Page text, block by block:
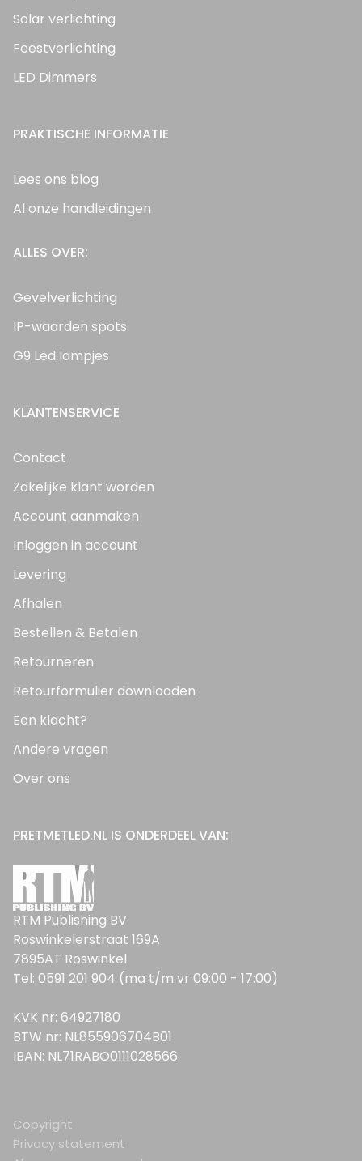
Solar verlichting
Feestverlichting
LED Dimmers
PRAKTISCHE INFORMATIE
Lees ons blog
Al onze handleidingen
ALLES OVER:
Gevelverlichting
IP-waarden spots
G9 Led lampjes
KLANTENSERVICE
Contact
Zakelijke klant worden
Account aanmaken
Inloggen in account
Levering
Afhalen
Bestellen & Betalen
Retourneren
Retourformulier downloaden
Een klacht?
Andere vragen
Over ons
PRETMETLED.NL IS ONDERDEEL VAN:
RTM Publishing BV
Roswinkelerstraat 169A
7895AT Roswinkel
Tel: 0591 201 904 (ma t/m vr 09:00 - 17:00)
KVK nr: 64927180
BTW nr: NL855906704B01
IBAN: NL71RABO0111028566
Copyright
Privacy statement